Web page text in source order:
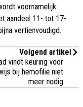
voornamelijk
aandeel 11- tot 17-
vertienvoudigd.
Volgend artikel
vindt keuring voor
bij hemofilie niet
meer nodig